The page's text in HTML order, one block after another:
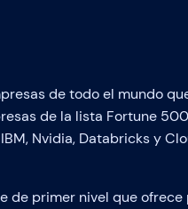
de todo el mundo
de la lista Fortune
Nvidia, Databricks y
de primer nivel que